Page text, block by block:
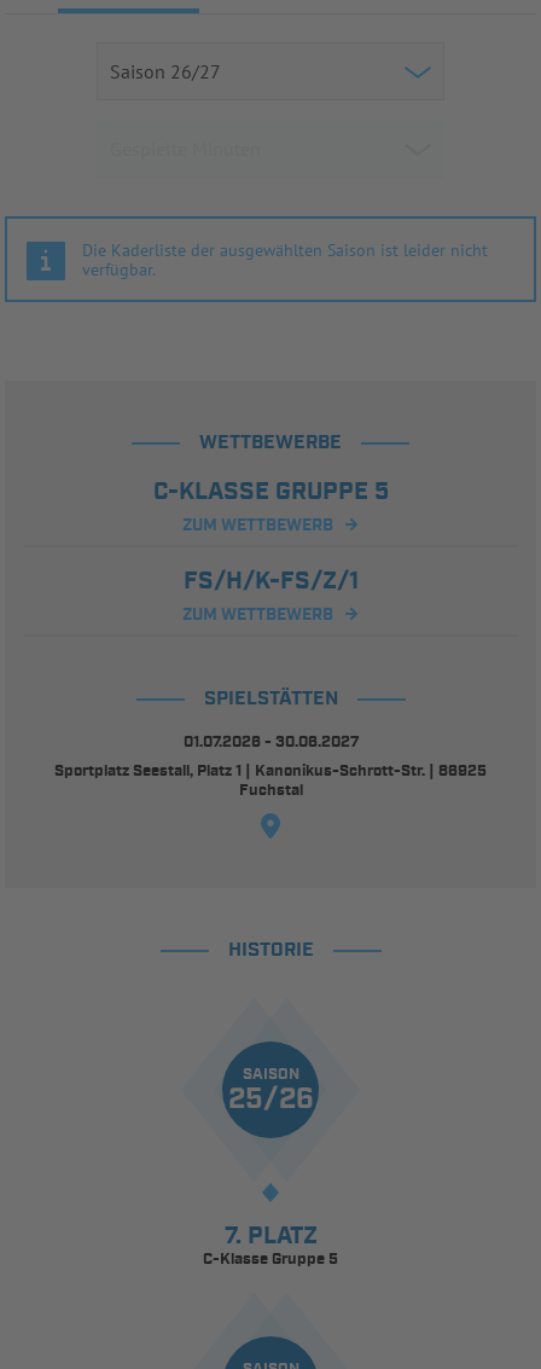
Die Kaderliste der ausgewählten Saison ist leider nicht
verfügbar.
WETTBEWERBE
C-KLASSE GRUPPE 5
ZUM WETTBEWERB
FS/H/K-FS/Z/1
ZUM WETTBEWERB
SPIELSTÄTTEN
01.07.2026 - 30.06.2027
Sportplatz Seestall, Platz 1 | Kanonikus-Schrott-Str. | 86925
Fuchstal
HISTORIE
SAISON
25/26
7. PLATZ
C-Klasse Gruppe 5